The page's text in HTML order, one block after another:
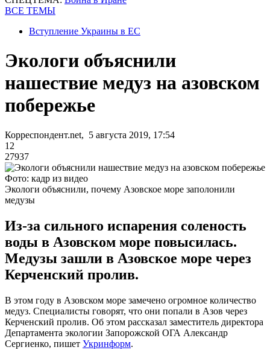
ВСЕ ТЕМЫ
Вступление Украины в ЕС
Экологи объяснили
нашествие медуз на азовском
побережье
Корреспондент.net, 5 августа 2019, 17:54
12
27937
Фото: кадр из видео
Экологи объяснили, почему Азовское море заполонили
медузы
Из-за сильного испарения соленость
воды в Азовском море повысилась.
Медузы зашли в Азовское море через
Керченский пролив.
В этом году в Азовском море замечено огромное количество
медуз. Специалисты говорят, что они попали в Азов через
Керченский пролив. Об этом рассказал заместитель директора
Департамента экологии Запорожской ОГА Александр
Сергиенко, пишет Укринформ.